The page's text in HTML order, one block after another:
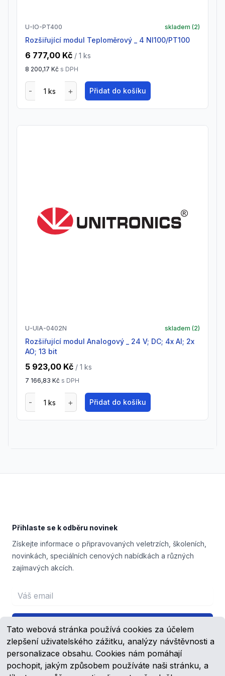
Tato webová stránka používá cookies za účelem
zlepšení uživatelského zážitku, analýzy návštěvnosti a
personalizace obsahu. Cookies nám pomáhají
pochopit, jakým způsobem používáte naši stránku, a
U-IO-PT400 skladem (2)
Rozšiřující modul Teploměrový _ 4 NI100/PT100
6 777,00 Kč / 1 ks
8 200,17 Kč s DPH
Přidat do košíku
U-UIA-0402N skladem (2)
Rozšiřující modul Analogový _ 24 V; DC; 4x AI; 2x
AO; 13 bit
5 923,00 Kč / 1 ks
7 166,83 Kč s DPH
Přidat do košíku
Přihlaste se k odběru novinek
Získejte informace o připravovaných veletrzích, školeních,
novinkách, speciálních cenových nabídkách a různých
zajímavých akcích.
Email address
Přihlášení
FacebookYouTube